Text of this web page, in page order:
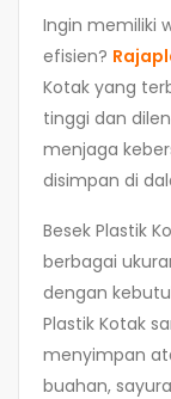
Ingin memiliki
efisien?
Kotak yang
tinggi dan
menjaga
disimpan di
Besek Plastik
berbagai
dengan
Plastik Kotak
menyimpan
buahan,